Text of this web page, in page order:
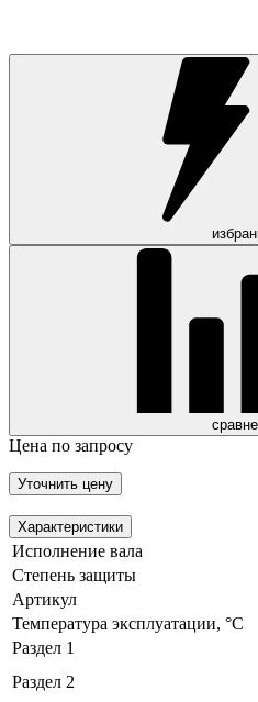
Цена по запросу
Уточнить цену
Характеристики
Исполнение вала
Степень защиты
Артикул
Температура эксплуатации, °С
Раздел 1
Раздел 2